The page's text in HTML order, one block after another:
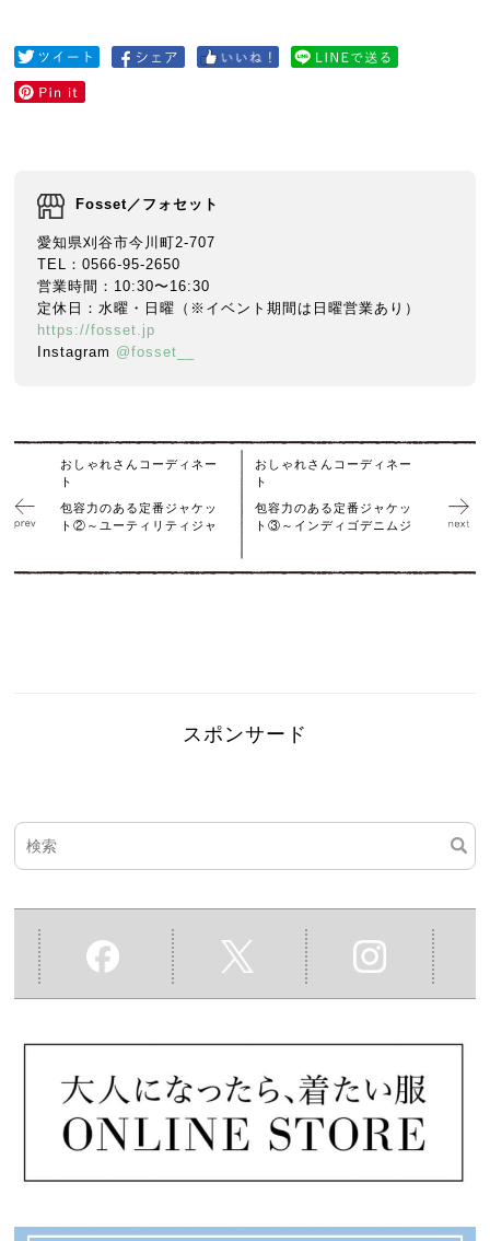
Fosset／フォセット
愛知県刈谷市今川町2-707
TEL：0566-95-2650
営業時間：10:30〜16:30
定休日：水曜・日曜（※イベント期間は日曜営業あり）
https://fosset.jp
Instagram @fosset__
おしゃれさんコーディネー
ト
包容力のある定番ジャケッ
ト②～ユーティリティジャ
おしゃれさんコーディネー
ト
包容力のある定番ジャケッ
ト③～インディゴデニムジ
スポンサード